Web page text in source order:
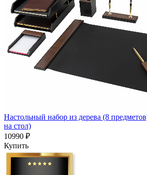
Настольный набор из дерева (8
на стол)
10990 ₽
Купить